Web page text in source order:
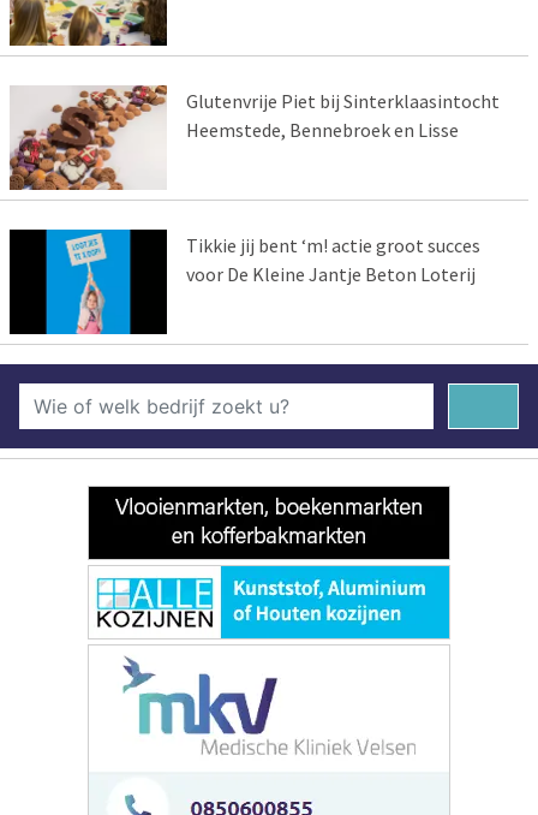
Glutenvrije Piet bij Sinterklaasintocht
Heemstede, Bennebroek en Lisse
Tikkie jij bent ‘m! actie groot succes
voor De Kleine Jantje Beton Loterij